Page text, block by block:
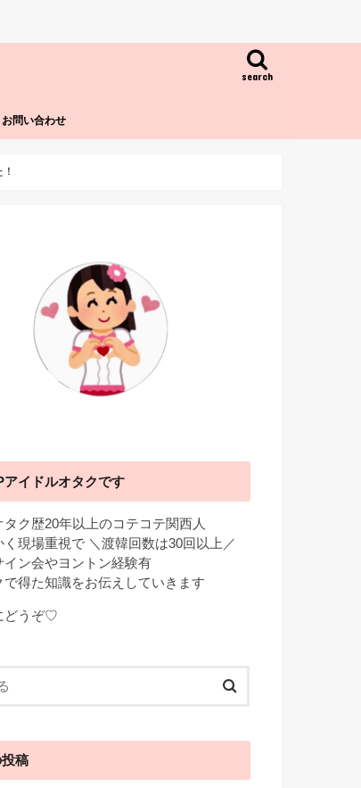
search
お問い合わせ
アイドルオタクです
ク歴20年以上のコテコテ関西人
現場重視で ＼渡韓回数は30回以上／
ン会やヨントン経験有
得た知識をお伝えしていきます
どうぞ♡
稿